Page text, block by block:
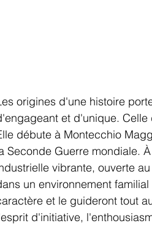
origines d'une histoire
et d'unique. Celle
débute à Montecchio
Seconde Guerre mondiale.
vibrante, ouverte
un environnement
et le guideront tout
d'initiative,